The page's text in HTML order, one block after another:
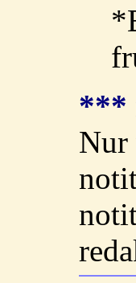
***
Nur